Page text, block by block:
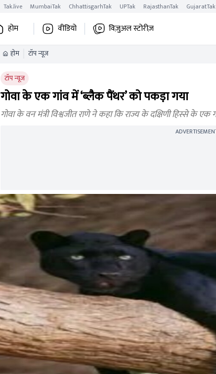
Tak.live MumbaiTak ChhattisgarhTak UPTak RajasthanTak GujaratTak
होम वीडियो विज़ुअल स्टोरीज़
होम टॉप न्यूज
टॉप न्यूज
गोवा के एक गांव में ‘ब्लैक पैंथर’ को पकड़ा गया
गोवा के वन मंत्री विश्वजीत राणे ने कहा कि राज्य के दक्षिणी हिस्से के